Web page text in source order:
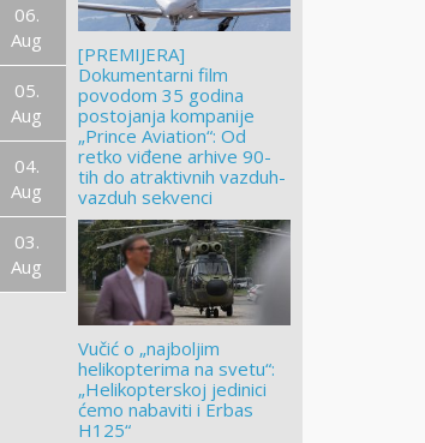
06.
Aug
05.
Aug
04.
Aug
03.
Aug
[PREMIJERA]
Dokumentarni film
povodom 35 godina
postojanja kompanije
„Prince Aviation“: Od
retko viđene arhive 90-
tih do atraktivnih vazduh-
vazduh sekvenci
Vučić o „najboljim
helikopterima na svetu“:
„Helikopterskoj jedinici
ćemo nabaviti i Erbas
H125“